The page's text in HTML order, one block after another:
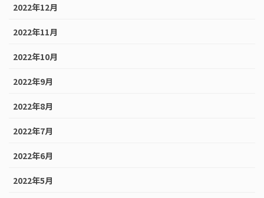
2022年12月
2022年11月
2022年10月
2022年9月
2022年8月
2022年7月
2022年6月
2022年5月